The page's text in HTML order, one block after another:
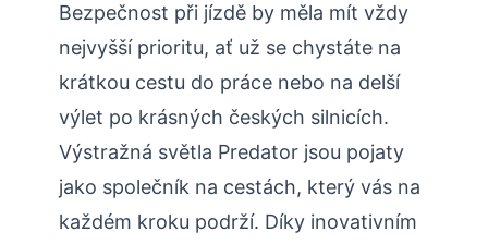
Bezpečnost při jízdě by měla mít vždy
nejvyšší prioritu, ať už se chystáte na
krátkou cestu do práce nebo na delší
výlet po krásných českých silnicích.
Výstražná světla Predator jsou pojaty
jako společník na cestách, který vás na
každém kroku podrží. Díky inovativním